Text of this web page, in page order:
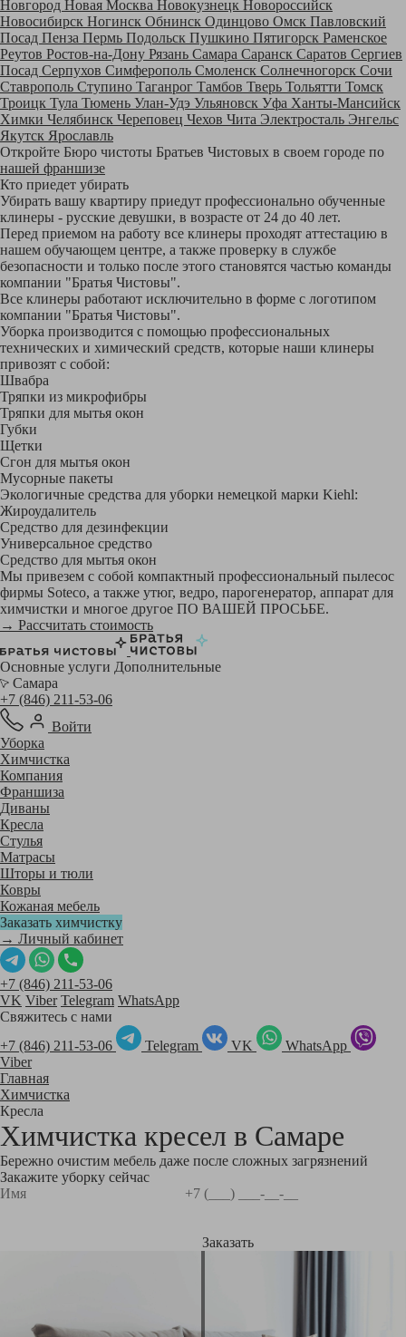
Новгород Новая Москва Новокузнецк Новороссийск
Новосибирск Ногинск Обнинск Одинцово Омск Павловский
Посад Пенза Пермь Подольск Пушкино Пятигорск Раменское
Реутов Ростов-на-Дону Рязань Самара Саранск Саратов Сергиев
Посад Серпухов Симферополь Смоленск Солнечногорск Сочи
Ставрополь Ступино Таганрог Тамбов Тверь Тольятти Томск
Троицк Тула Тюмень Улан-Удэ Ульяновск Уфа Ханты-Мансийск
Химки Челябинск Череповец Чехов Чита Электросталь Энгельс
Якутск Ярославль
Откройте Бюро чистоты Братьев Чистовых в своем городе по
нашей франшизе
Кто приедет убирать
Убирать вашу квартиру приедут профессионально обученные
клинеры - русские девушки, в возрасте от 24 до 40 лет.
Перед приемом на работу все клинеры проходят аттестацию в
нашем обучающем центре, а также проверку в службе
безопасности и только после этого становятся частью команды
компании "Братья Чистовы".
Все клинеры работают исключительно в форме с логотипом
компании "Братья Чистовы".
Уборка производится с помощью профессиональных
технических и химический средств, которые наши клинеры
привозят с собой:
Швабра
Тряпки из микрофибры
Тряпки для мытья окон
Губки
Щетки
Сгон для мытья окон
Мусорные пакеты
Экологичные средства для уборки немецкой марки Kiehl:
Жироудалитель
Средство для дезинфекции
Универсальное средство
Средство для мытья окон
Мы привезем с собой компактный профессиональный пылесос
фирмы Soteco, а также утюг, ведро, парогенератор, аппарат для
химчистки и многое другое ПО ВАШЕЙ ПРОСЬБЕ.
→ Рассчитать стоимость
Основные услуги Дополнительные
Самара
+7 (846) 211-53-06
Войти
Уборка
Химчистка
Компания
Франшиза
Диваны
Кресла
Стулья
Матрасы
Шторы и тюли
Ковры
Кожаная мебель
Заказать химчистку
→ Личный кабинет
+7 (846) 211-53-06
VK Viber Telegram WhatsApp
Свяжитесь с нами
+7 (846) 211-53-06
Telegram VK
WhatsApp
Viber
Главная
Химчистка
Кресла
Химчистка кресел в Самаре
Бережно очистим мебель даже после сложных загрязнений
Закажите уборку сейчас
Заказать